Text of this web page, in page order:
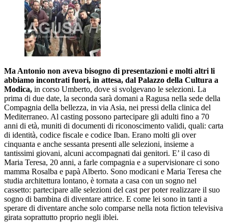
Ma Antonio non aveva bisogno di presentazioni e molti altri li
abbiamo incontrati fuori, in attesa, dal Palazzo della Cultura a
Modica, in corso Umberto, dove si svolgevano le selezioni. La
prima di due date, la seconda sarà domani a Ragusa nella sede della
Compagnia della bellezza, in via Asia, nei pressi della clinica del
Mediterraneo. Al casting possono partecipare gli adulti fino a 70
anni di età, muniti di documenti di riconoscimento validi, quali: carta
di identità, codice fiscale e codice Iban. Erano molti gli over
cinquanta e anche sessanta presenti alle selezioni, insieme a
tantissimi giovani, alcuni accompagnati dai genitori. E’ il caso di
Maria Teresa, 20 anni, a farle compagnia e a supervisionare ci sono
mamma Rosalba e papà Alberto. Sono modicani e Maria Teresa che
studia architettura lontano, è tornata a casa con un sogno nel
cassetto: partecipare alle selezioni del cast per poter realizzare il suo
sogno di bambina di diventare attrice. E come lei sono in tanti a
sperare di diventare anche solo comparse nella nota fiction televisiva
girata soprattutto proprio negli iblei.